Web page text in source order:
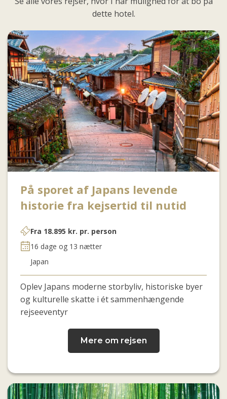
dette hotel.
På sporet af Japans levende
historie fra kejsertid til nutid
Fra 18.895 kr. pr. person
16 dage og 13 nætter
Japan
Oplev Japans moderne storbyliv, historiske byer
og kulturelle skatte i ét sammenhængende
rejseeventyr
Mere om rejsen